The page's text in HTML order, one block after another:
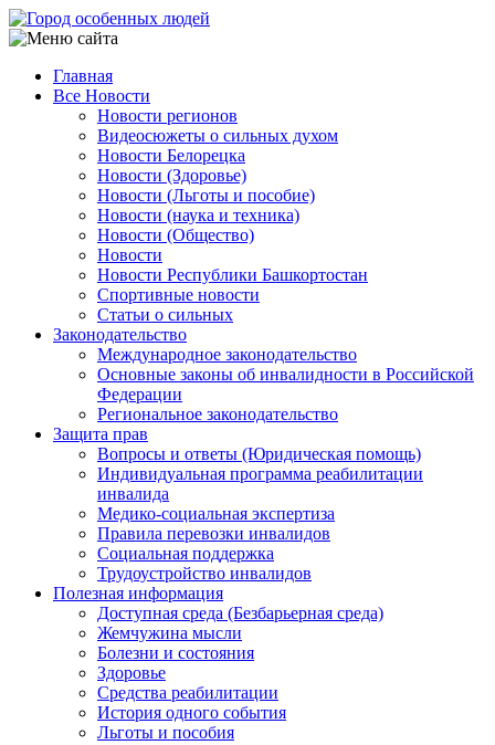
Перейти
к
содержанию
Main
navigation
Главная
Все Новости
Новости регионов
Видеосюжеты о сильных духом
Новости Белорецка
Новости (Здоровье)
Новости (Льготы и пособие)
Новости (наука и техника)
Новости (Общество)
Новости
Новости Республики Башкортостан
Спортивные новости
Статьи о сильных
Законодательство
Международное законодательство
Основные законы об инвалидности в Российской
Федерации
Региональное законодательство
Защита прав
Вопросы и ответы (Юридическая помощь)
Индивидуальная программа реабилитации
инвалида
Медико-социальная экспертиза
Правила перевозки инвалидов
Социальная поддержка
Трудоустройство инвалидов
Полезная информация
Доступная среда (Безбарьерная среда)
Жемчужина мысли
Болезни и состояния
Здоровье
Средства реабилитации
История одного события
Льготы и пособия